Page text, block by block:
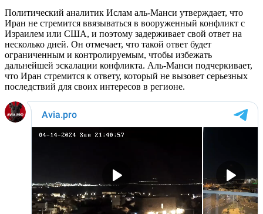
Политический аналитик Ислам аль-Манси утверждает, что
Иран не стремится ввязываться в вооруженный конфликт с
Израилем или США, и поэтому задерживает свой ответ на
несколько дней. Он отмечает, что такой ответ будет
ограниченным и контролируемым, чтобы избежать
дальнейшей эскалации конфликта. Аль-Манси подчеркивает,
что Иран стремится к ответу, который не вызовет серьезных
последствий для своих интересов в регионе.